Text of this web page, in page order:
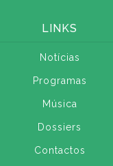
LINKS
Notícias
Programas
Música
Dossiers
Contactos